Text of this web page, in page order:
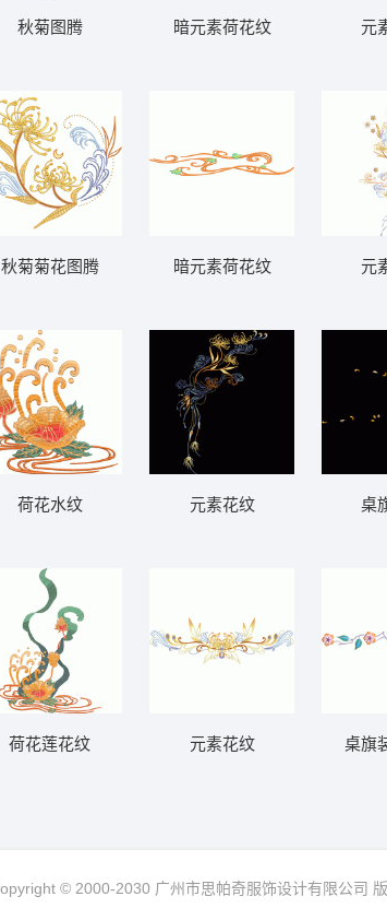
秋菊图腾
秋菊菊花图腾
荷花水纹
荷花莲花纹
暗元素荷花纹
暗元素荷花纹
元素花纹
元素花纹
元
元
桌
桌旗
© 2000-2030 广州市思帕奇服饰设计有限公司